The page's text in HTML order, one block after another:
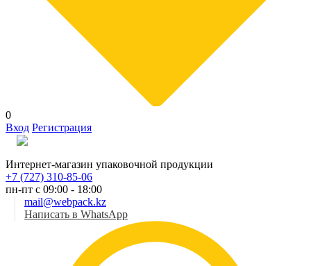
0
Вход Регистрация
Интернет-магазин упаковочной продукции
+7 (727) 310-85-06
пн-пт с 09:00 - 18:00
mail@webpack.kz
Написать в WhatsApp